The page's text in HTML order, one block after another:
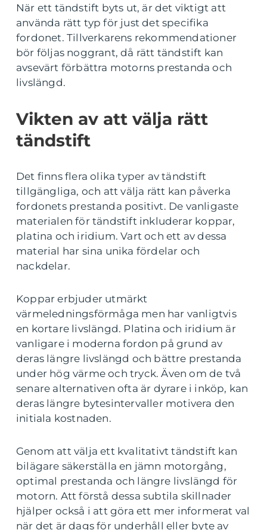
När ett tändstift byts ut, är det viktigt att
använda rätt typ för just det specifika
fordonet. Tillverkarens rekommendationer
bör följas noggrant, då rätt tändstift kan
avsevärt förbättra motorns prestanda och
livslängd.
Vikten av att välja rätt
tändstift
Det finns flera olika typer av tändstift
tillgängliga, och att välja rätt kan påverka
fordonets prestanda positivt. De vanligaste
materialen för tändstift inkluderar koppar,
platina och iridium. Vart och ett av dessa
material har sina unika fördelar och
nackdelar.
Koppar erbjuder utmärkt
värmeledningsförmåga men har vanligtvis
en kortare livslängd. Platina och iridium är
vanligare i moderna fordon på grund av
deras längre livslängd och bättre prestanda
under hög värme och tryck. Även om de två
senare alternativen ofta är dyrare i inköp, kan
deras längre bytesintervaller motivera den
initiala kostnaden.
Genom att välja ett kvalitativt tändstift kan
bilägare säkerställa en jämn motorgång,
optimal prestanda och längre livslängd för
motorn. Att förstå dessa subtila skillnader
hjälper också i att göra ett mer informerat val
när det är dags för underhåll eller byte av